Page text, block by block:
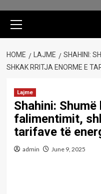
Menu
HOME LAJME
SHAHINI:
SHKAK RRITJA ENORME E
Lajme
Shahini:
falimentimit,
tarifave të
admin June 9, 2025